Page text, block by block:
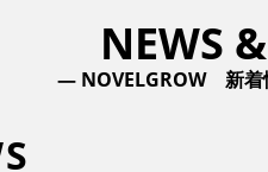
NEWS
― NOVELGROW 新着